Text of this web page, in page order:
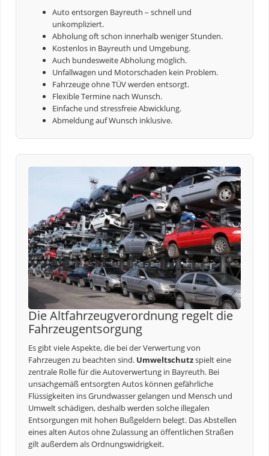
Auto entsorgen Bayreuth – schnell und
unkompliziert.
Abholung oft schon innerhalb weniger Stunden.
Kostenlos in Bayreuth und Umgebung.
Auch bundesweite Abholung möglich.
Unfallwagen und Motorschaden kein Problem.
Fahrzeuge ohne TÜV werden entsorgt.
Flexible Termine nach Wunsch.
Einfache und stressfreie Abwicklung.
Abmeldung auf Wunsch inklusive.
Die Altfahrzeugverordnung regelt die
Fahrzeugentsorgung
Es gibt viele Aspekte, die bei der Verwertung von
Fahrzeugen zu beachten sind. Umweltschutzspielt eine
zentrale Rolle für die Autoverwertung in Bayreuth. Bei
unsachgemäß entsorgten Autos können gefährliche
Flüssigkeiten ins Grundwasser gelangen und Mensch und
Umwelt schädigen, deshalb werden solche illegalen
Entsorgungen mit hohen Bußgeldern belegt. Das Abstellen
eines alten Autos ohne Zulassung an öffentlichen Straßen
gilt außerdem als Ordnungswidrigkeit.